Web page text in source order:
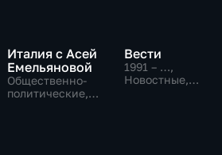
Италия с Асей
Емельяновой
Общественно-
политические,
Вести
1991 – …,
Новостные,